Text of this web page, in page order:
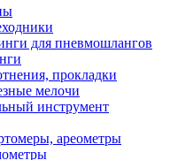
для пневмошлангов
прокладки
мелочи
инструмент
ареометры